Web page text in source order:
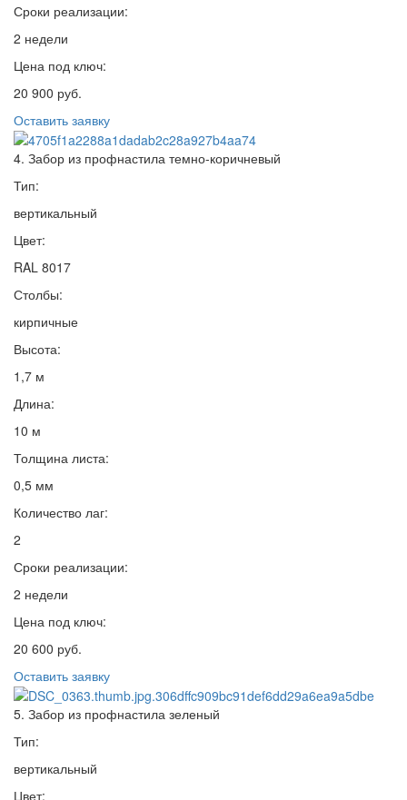
Сроки реализации:
2 недели
Цена под ключ:
20 900 руб.
Оставить заявку
4. Забор из профнастила темно-коричневый
Тип:
вертикальный
Цвет:
RAL 8017
Столбы:
кирпичные
Высота:
1,7 м
Длина:
10 м
Толщина листа:
0,5 мм
Количество лаг:
2
Сроки реализации:
2 недели
Цена под ключ:
20 600 руб.
Оставить заявку
5. Забор из профнастила зеленый
Тип:
вертикальный
Цвет: